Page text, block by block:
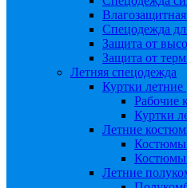
Спецодежда
Защита от
Защита от
Летняя спецодежда
Куртки летние
Рабочие
Куртки
Летние
Костюмы
Костюмы
Летние